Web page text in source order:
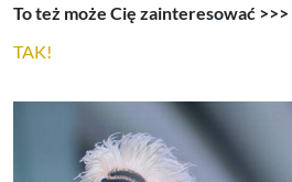
To też może Cię zainteresować >>>
TAK!